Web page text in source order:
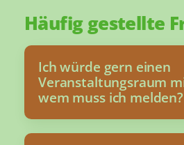
Häufig gestellte
Ich würde gern einen
Veranstaltungsraum
wem muss ich melden?